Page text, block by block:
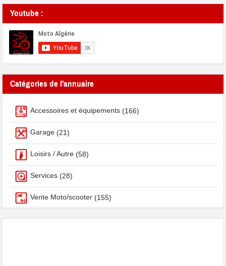
Youtube :
Catégories de l'annuaire
Accessoires et équipements (166)
Garage (21)
Loisirs / Autre (58)
Services (28)
Vente Moto/scooter (155)